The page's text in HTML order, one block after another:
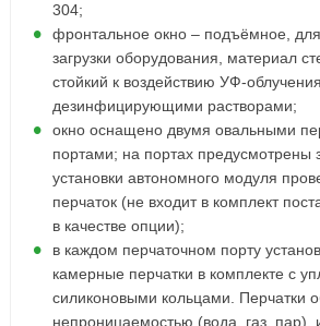
304;
фронтальное окно – подъёмное,
загрузки оборудования, материал
стойкий к воздействию УФ-
дезинфицирующими растворами;
окно оснащено двумя овальными
портами; на портах предусмотрены
установки автономного модуля
перчаток (не входит в комплект
в качестве опции);
в каждом перчаточном порту
камерные перчатки в комплекте с
силиконовыми кольцами. Перчатки
непроницаемостью (вода, газ, пар),